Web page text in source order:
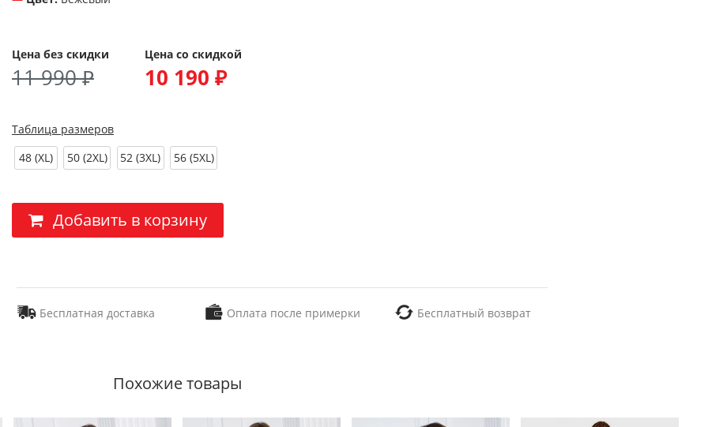
Цена без скидки
11 990 ₽
Цена со скидкой
10 190 ₽
Таблица размеров
48 (XL)
50 (2XL) 52 (3XL) 56 (5XL)
Добавить в корзину
Бесплатная доставка Оплата после примерки Бесплатный возврат
Похожие товары